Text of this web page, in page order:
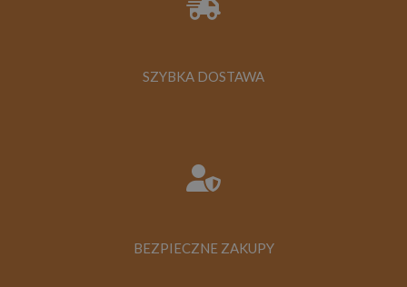
SZYBKA DOSTAWA
BEZPIECZNE ZAKUPY